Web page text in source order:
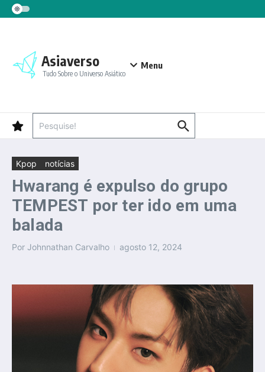
Ir para o conteúdo
Asiaverso
Tudo Sobre o Universo Asiático
Menu
Kpop notícias
Hwarang é expulso do grupo
TEMPEST por ter ido em uma
balada
Por Johnnathan Carvalho agosto 12, 2024